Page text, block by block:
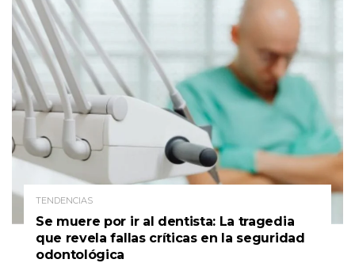
TENDENCIAS
Se muere por ir al dentista: La tragedia
que revela fallas críticas en la seguridad
odontológica